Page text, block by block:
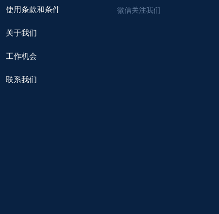
使用条款和条件
关于我们
工作机会
联系我们
微信关注我们